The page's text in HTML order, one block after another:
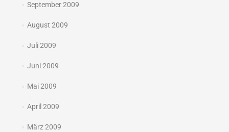
September 2009
August 2009
Juli 2009
Juni 2009
Mai 2009
April 2009
März 2009